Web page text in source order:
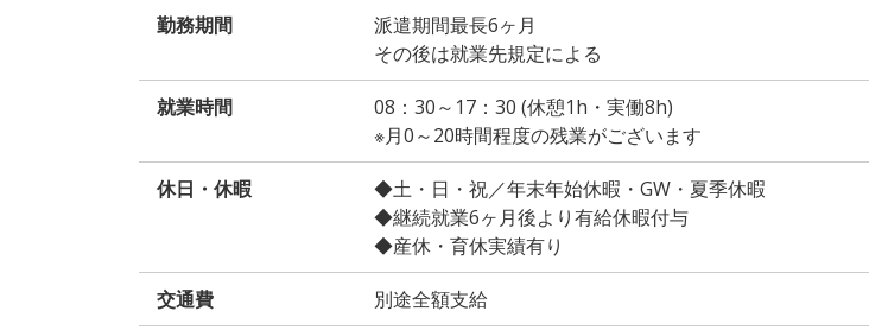
勤務期間
派遣期間最長6ヶ月
その後は就業先規定による
就業時間
08：30～17：30 (休憩1h・実働8h)
※月0～20時間程度の残業がございます
休日・休暇
◆土・日・祝／年末年始休暇・GW・夏季休暇
◆継続就業6ヶ月後より有給休暇付与
◆産休・育休実績有り
交通費 別途全額支給